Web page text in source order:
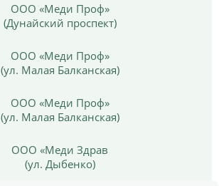
ООО «Меди Проф»
(Дунайский проспект)
ООО «Меди Проф»
(ул. Малая Балканская)
ООО «Меди Проф»
(ул. Малая Балканская)
ООО «Меди Здрав
(ул. Дыбенко)